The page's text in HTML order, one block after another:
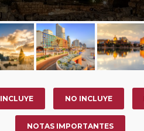
INCLUYE NO INCLUYE
NOTAS IMPORTANTES